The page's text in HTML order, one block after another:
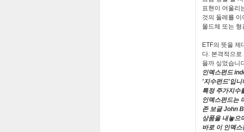
표현이 어울리
것의 둘레를
몰드체 또는
ETF의 뜻을 제
다. 본격적으로
을까 싶었습니
인덱스펀드
'지수펀드'입니
특정 주가지수
인덱스펀드는
존 보글John
상품을 내놓으
바로 이 인덱